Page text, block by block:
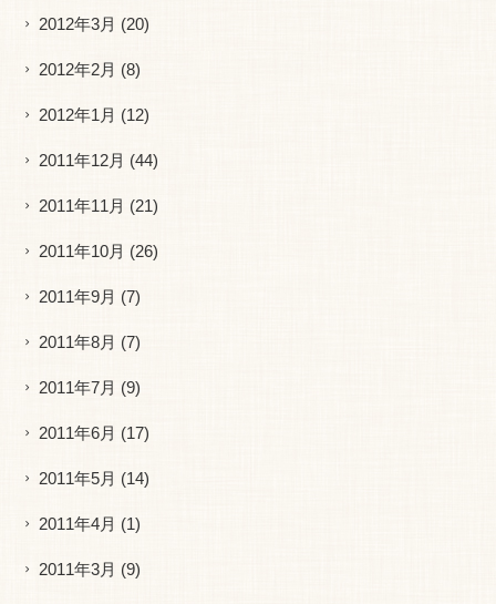
2012年3月 (20)
2012年2月 (8)
2012年1月 (12)
2011年12月 (44)
2011年11月 (21)
2011年10月 (26)
2011年9月 (7)
2011年8月 (7)
2011年7月 (9)
2011年6月 (17)
2011年5月 (14)
2011年4月 (1)
2011年3月 (9)